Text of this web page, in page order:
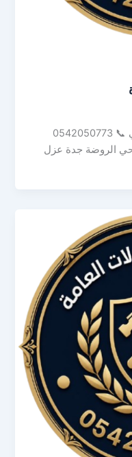
راكان للمقاولاتعزل وترميم احترافي 📞 0542050773
حي الروضة جدة عزل